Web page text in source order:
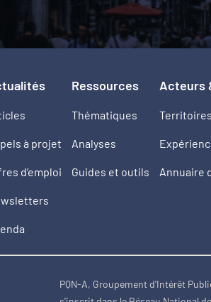
à projet
d’emploi
Ressources
Thématiques
Analyses
Guides et outils
Acteurs
Territoires
Annuaire
PQN-A, Groupement d'Intérêt